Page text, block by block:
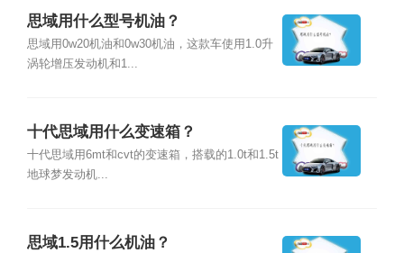
思域用什么型号机油？
思域用0w20机油和0w30机油，这款车使用1.0升
涡轮增压发动机和1...
十代思域用什么变速箱？
十代思域用6mt和cvt的变速箱，搭载的1.0t和1.5t
地球梦发动机...
思域1.5用什么机油？